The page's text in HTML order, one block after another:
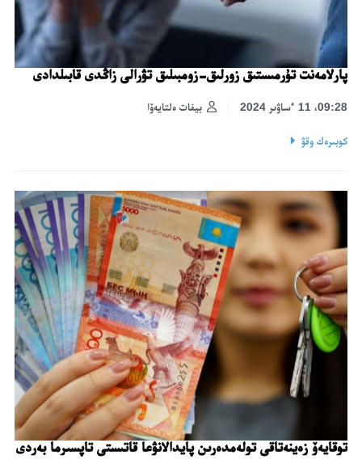
پارلامەنت تۇرمىستىق زورلىق-زومبىلىق تۋرالى زاڭدى قابىلدادى
بيفات ەلتايەۆا 09:28، 11 ءساۋىر 2024
كوبىرەك وقۋ
توقايەۆ زەينەتاقى تولەمدەرىن پايدالانۋعا قاتىستى تاپسىرما بەردى